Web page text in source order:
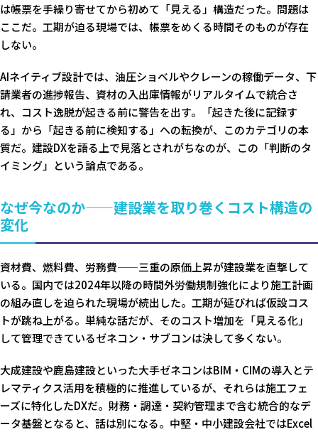
は帳票を手繰り寄せてから初めて「見える」構造だった。問題は
ここだ。工期が迫る現場では、帳票をめくる時間そのものが存在
しない。
AIネイティブ設計では、油圧ショベルやクレーンの稼働データ、下
請業者の進捗報告、資材の入出庫情報がリアルタイムで統合さ
れ、コスト逸脱が起きる前に警告を出す。「起きた後に記録す
る」から「起きる前に検知する」への転換が、このカテゴリの本
質だ。建設DXを語る上で見落とされがちなのが、この「判断のタ
イミング」という論点である。
なぜ今なのか——建設業を取り巻くコスト構造の
変化
資材費、燃料費、労務費——三重の原価上昇が建設業を直撃して
いる。国内では2024年以降の時間外労働規制強化により施工計画
の組み直しを迫られた現場が続出した。工期が延びれば仮設コス
トが跳ね上がる。単純な話だが、そのコスト増加を「見える化」
して管理できているゼネコン・サブコンは決して多くない。
大成建設や鹿島建設といった大手ゼネコンはBIM・CIMの導入とテ
レマティクス活用を積極的に推進しているが、それらは施工フェ
ーズに特化したDXだ。財務・調達・契約管理まで含む統合的なデ
ータ基盤となると、話は別になる。中堅・中小建設会社ではExcel